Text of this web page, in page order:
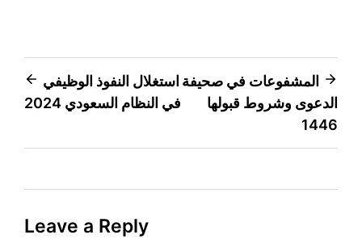
Post
navigation
استغلال النفوذ الوظيفي
في النظام السعودي 2024
المشفوعات في صحيفة
الدعوى وشروط قبولها
1446
Leave a Reply